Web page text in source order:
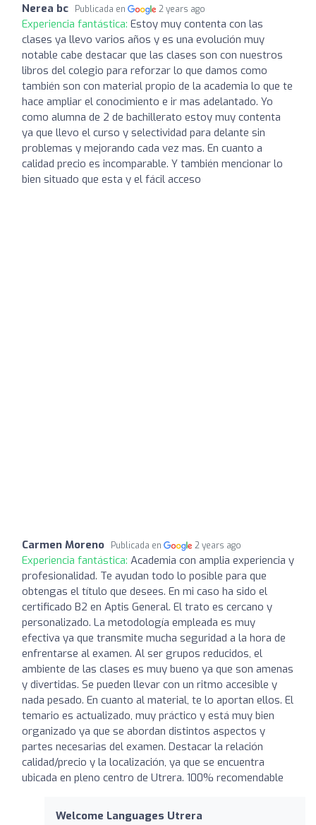
Nerea bc Publicada en 2 years ago
Experiencia fantástica: Estoy muy contenta con las
clases ya llevo varios años y es una evolución muy
notable cabe destacar que las clases son con nuestros
libros del colegio para reforzar lo que damos como
también son con material propio de la academia lo que te
hace ampliar el conocimiento e ir mas adelantado. Yo
como alumna de 2 de bachillerato estoy muy contenta
ya que llevo el curso y selectividad para delante sin
problemas y mejorando cada vez mas. En cuanto a
calidad precio es incomparable. Y también mencionar lo
bien situado que esta y el fácil acceso
Carmen Moreno Publicada en 2 years ago
Experiencia fantástica: Academia con amplia experiencia y
profesionalidad. Te ayudan todo lo posible para que
obtengas el título que desees. En mi caso ha sido el
certificado B2 en Aptis General. El trato es cercano y
personalizado. La metodología empleada es muy
efectiva ya que transmite mucha seguridad a la hora de
enfrentarse al examen. Al ser grupos reducidos, el
ambiente de las clases es muy bueno ya que son amenas
y divertidas. Se pueden llevar con un ritmo accesible y
nada pesado. En cuanto al material, te lo aportan ellos. El
temario es actualizado, muy práctico y está muy bien
organizado ya que se abordan distintos aspectos y
partes necesarias del examen. Destacar la relación
calidad/precio y la localización, ya que se encuentra
ubicada en pleno centro de Utrera. 100% recomendable
Welcome Languages Utrera